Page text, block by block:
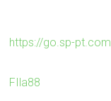
https://go.sp-pt.com
FIla88